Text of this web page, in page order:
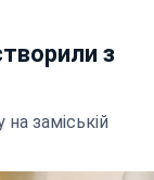
з
заміській